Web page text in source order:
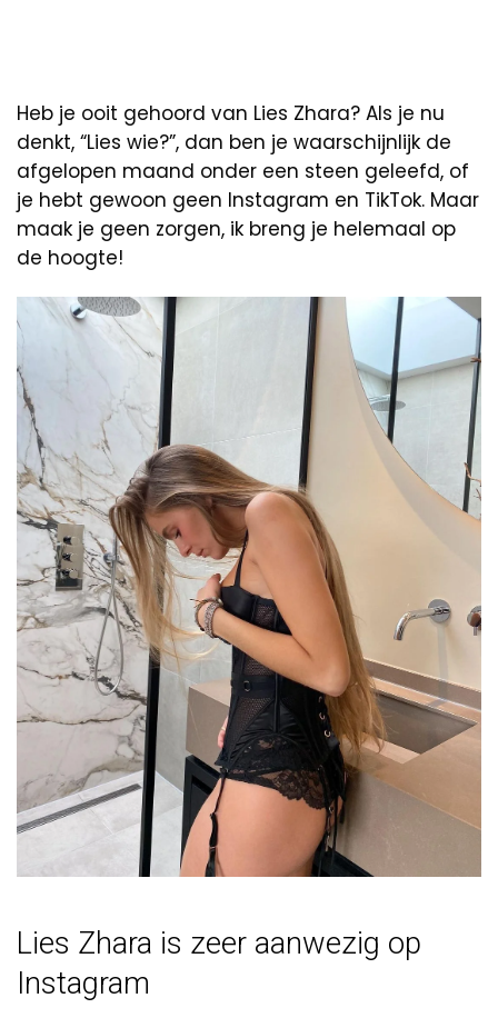
Heb je ooit gehoord van Lies Zhara? Als je nu
denkt, “Lies wie?”, dan ben je waarschijnlijk de
afgelopen maand onder een steen geleefd, of
je hebt gewoon geen Instagram en TikTok. Maar
maak je geen zorgen, ik breng je helemaal op
de hoogte!
Lies Zhara is zeer aanwezig op
Instagram